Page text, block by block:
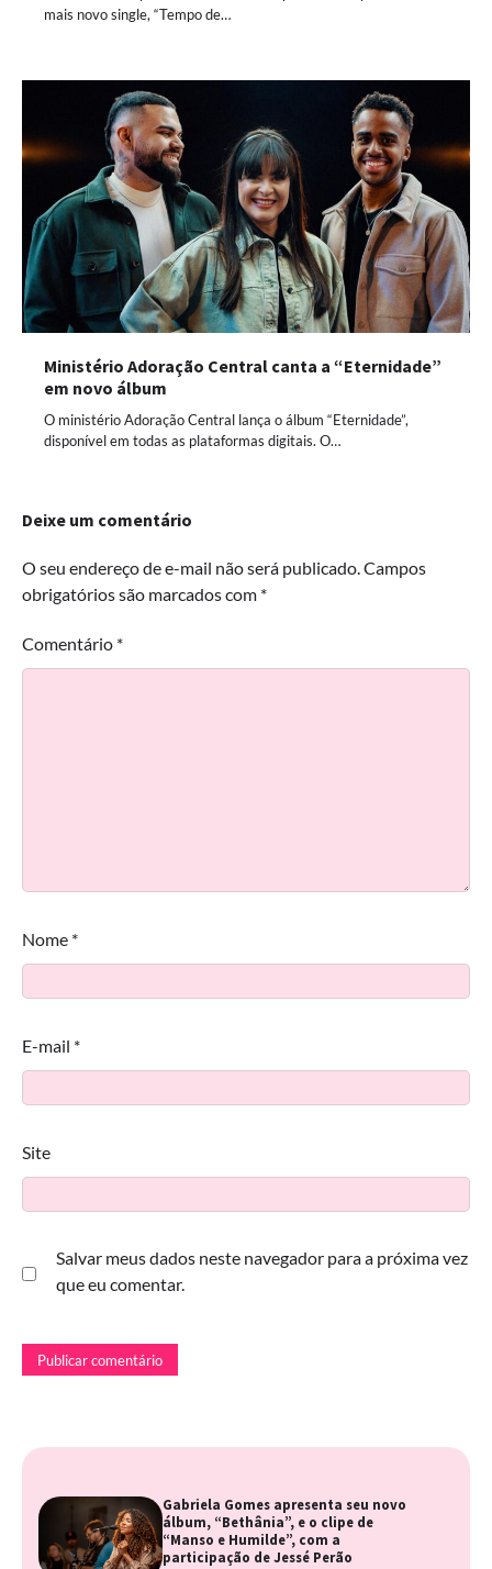
mais novo single, “Tempo de…
Ministério Adoração Central canta a “Eternidade”
em novo álbum
O ministério Adoração Central lança o álbum “Eternidade”,
disponível em todas as plataformas digitais. O…
Deixe um comentário
O seu endereço de e-mail não será publicado.Campos
obrigatórios são marcados com *
Comentário *
Nome *
E-mail *
Site
Salvar meus dados neste navegador para a próxima vez
que eu comentar.
Gabriela Gomes apresenta seu novo
álbum, “Bethânia”, e o clipe de
“Manso e Humilde”, com a
participação de Jessé Perão